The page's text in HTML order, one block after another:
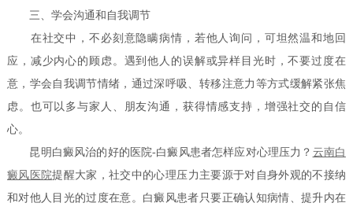
三、学会沟通和自我调节
在社交中，不必刻意隐瞒病情，若他人询问，可坦然温和地回
应，减少内心的顾虑。遇到他人的误解或异样目光时，不要过度在
意，学会自我调节情绪，通过深呼吸、转移注意力等方式缓解紧张焦
虑。也可以多与家人、朋友沟通，获得情感支持，增强社交的自信
心。
昆明白癜风治的好的医院-白癜风患者怎样应对心理压力？ 云南白
癜风医院提醒大家，社交中的心理压力主要源于对自身外观的不接纳
和对他人目光的过度在意。白癜风患者只要正确认知病情、提升内在